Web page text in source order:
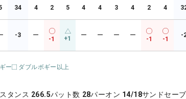
34 4 2 5 4 4 3 4 2 4
-3 ー
-1 +1 ー ー ー ー
-1 -1
-
ー ダブルボギー以上
タンス 266.5パット数 28パーオン 14/18サンドセーブ